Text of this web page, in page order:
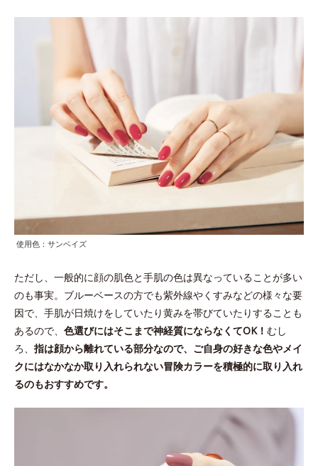
使用色：サンベイズ
ただし、一般的に顔の肌色と手肌の色は異なっていることが多い
のも事実。ブルーベースの方でも紫外線やくすみなどの様々な要
因で、手肌が日焼けをしていたり黄みを帯びていたりすることも
あるので、 色選びにはそこまで神経質にならなくてOK！ むし
ろ、 指は顔から離れている部分なので、ご自身の好きな色やメイ
クにはなかなか取り入れられない冒険カラーを積極的に取り入れ
るのもおすすめです。